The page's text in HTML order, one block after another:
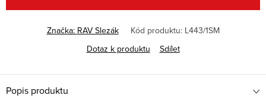
Značka: RAV Slezák Kód produktu: L443/1SM
Dotaz k produktu
Sdílet
Popis produktu